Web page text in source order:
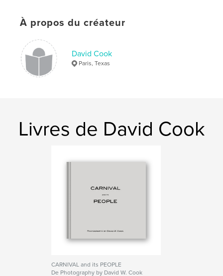
À propos du créateur
David Cook
Paris, Texas
Livres de David Cook
CARNIVAL and its PEOPLE
De Photography by David W. Cook